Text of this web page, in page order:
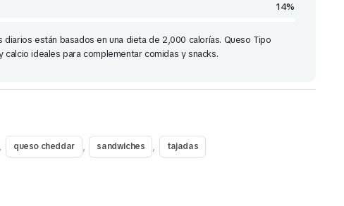
14%
están basados en una dieta de 2,000 calorías. Queso Tipo
calcio ideales para complementar comidas y snacks.
, queso cheddar , sandwiches , tajadas